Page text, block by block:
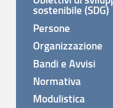
sostenibile (SDG)
Persone
Organizzazione
Bandi e Avvisi
Normativa
Modulistica